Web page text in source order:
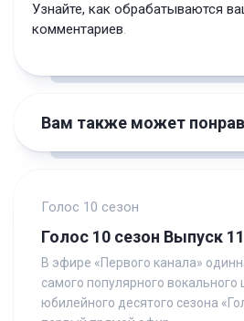
Узнайте, как обрабатываются
комментариев.
Вам также может
Голос 10 сезон
Голос 10 сезон Выпуск
В эфире «Первого канала»
самого популярного
юбилейного десятого сезона